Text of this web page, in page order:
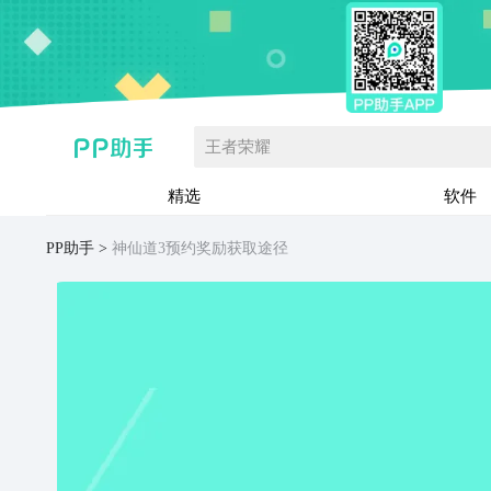
王者荣耀
精选 软件
PP助手 神仙道3预约奖励获取途径